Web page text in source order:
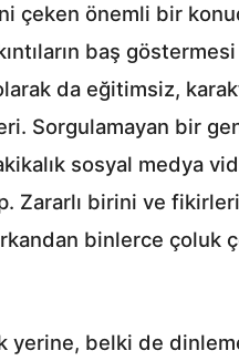
çeken önemli bir
baş
da eğitimsiz,
Sorgulamayan bir
sosyal medya
Zararlı birini ve
binlerce çoluk
yerine, belki de